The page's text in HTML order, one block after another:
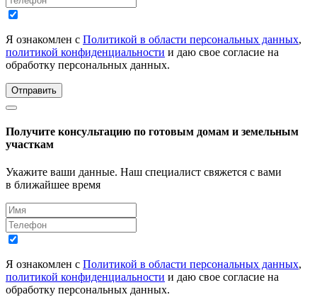
Я ознакомлен с Политикой в области персональных данных,
политикой конфиденциальности и даю свое согласие на
обработку персональных данных.
Отправить
Получите консультацию по готовым домам и земельным
участкам
Укажите ваши данные. Наш специалист свяжется с вами
в ближайшее время
Я ознакомлен с Политикой в области персональных данных,
политикой конфиденциальности и даю свое согласие на
обработку персональных данных.